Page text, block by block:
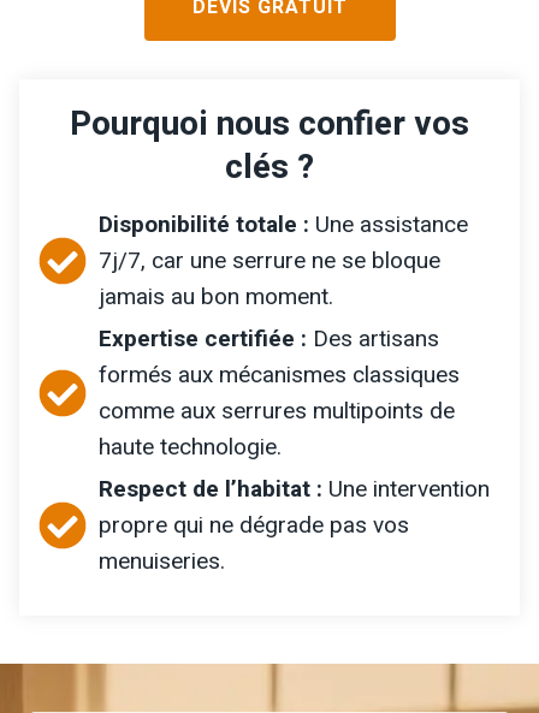
DEVIS GRATUIT
Pourquoi nous confier vos
clés ?
Disponibilité totale : Une assistance
7j/7, car une serrure ne se bloque
jamais au bon moment.
Expertise certifiée : Des artisans
formés aux mécanismes classiques
comme aux serrures multipoints de
haute technologie.
Respect de l’habitat : Une intervention
propre qui ne dégrade pas vos
menuiseries.